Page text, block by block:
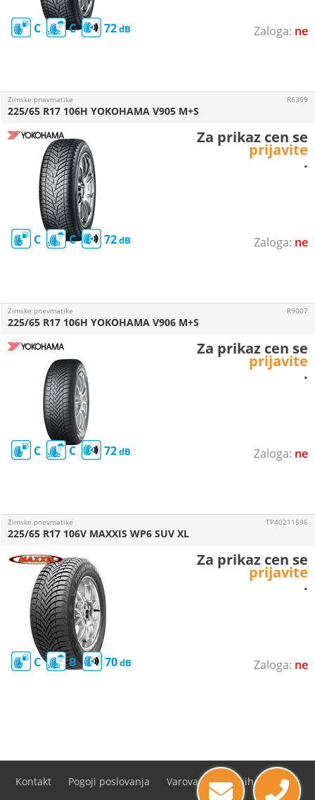
ne
C C 72
ne
Zimske pnevmatike
C C 72
225/65 R17 106H YOKOHAMA V905 M+S
R6369
Za prikaz cen se
prijavite
.
ne
Zimske pnevmatike
C C 72
225/65 R17 106H YOKOHAMA V906 M+S
R9007
Za prikaz cen se
prijavite
.
ne
Zimske pnevmatike
C B 70
225/65 R17 106V MAXXIS WP6 SUV XL
TP40211596
Za prikaz cen se
prijavite
.
Kontakt Pogoji poslovanja Varovanje osebnih podatkov